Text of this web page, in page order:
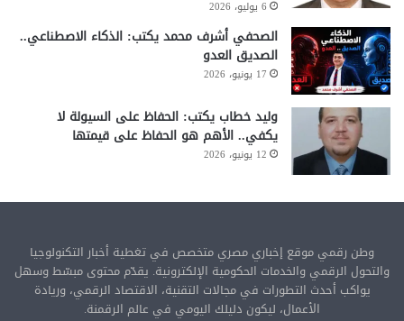
6 يوليو، 2026
الصحفي أشرف محمد يكتب: الذكاء الاصطناعي..
الصديق العدو
17 يونيو، 2026
وليد خطاب يكتب: الحفاظ على السيولة لا
يكفي.. الأهم هو الحفاظ على قيمتها
12 يونيو، 2026
وطن رقمي موقع إخباري مصري متخصص في تغطية أخبار التكنولوجيا
والتحول الرقمي والخدمات الحكومية الإلكترونية. يقدّم محتوى مبسّط وسهل
يواكب أحدث التطورات في مجالات التقنية، الاقتصاد الرقمي، وريادة
الأعمال، ليكون دليلك اليومي في عالم الرقمنة.